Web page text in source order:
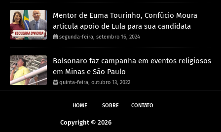
Mentor de Euma Tourinho, Confúcio Moura
articula apoio de Lula para sua candidata
segunda-feira, setembro 16, 2024
Bolsonaro faz campanha em eventos religiosos
em Minas e São Paulo
quinta-feira, outubro 13, 2022
HOME SOBRE CONTATO
Copyright © 2026